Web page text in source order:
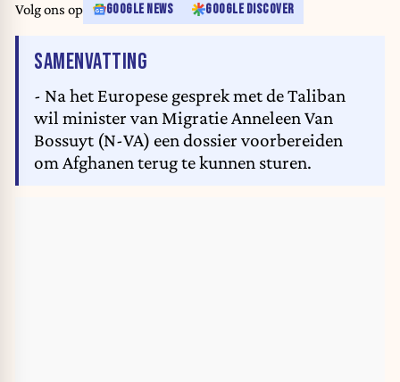
Volg ons op GOOGLE NEWS GOOGLE DISCOVER
SAMENVATTING
- Na het Europese gesprek met de Taliban
wil minister van Migratie Anneleen Van
Bossuyt (N-VA) een dossier voorbereiden
om Afghanen terug te kunnen sturen.